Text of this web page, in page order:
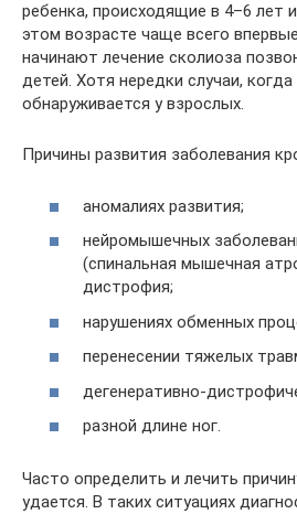
ребенка, происходящие в 4–6 лет
этом возрасте чаще всего
начинают лечение сколиоза
детей. Хотя нередки случаи,
обнаруживается у взрослых.
Причины развития заболевания
аномалиях развития;
нейромышечных
(спинальная мышечная
дистрофия;
нарушениях обменных
перенесении тяжелых
дегенеративно-
разной длине ног.
Часто определить и лечить
удается. В таких ситуациях